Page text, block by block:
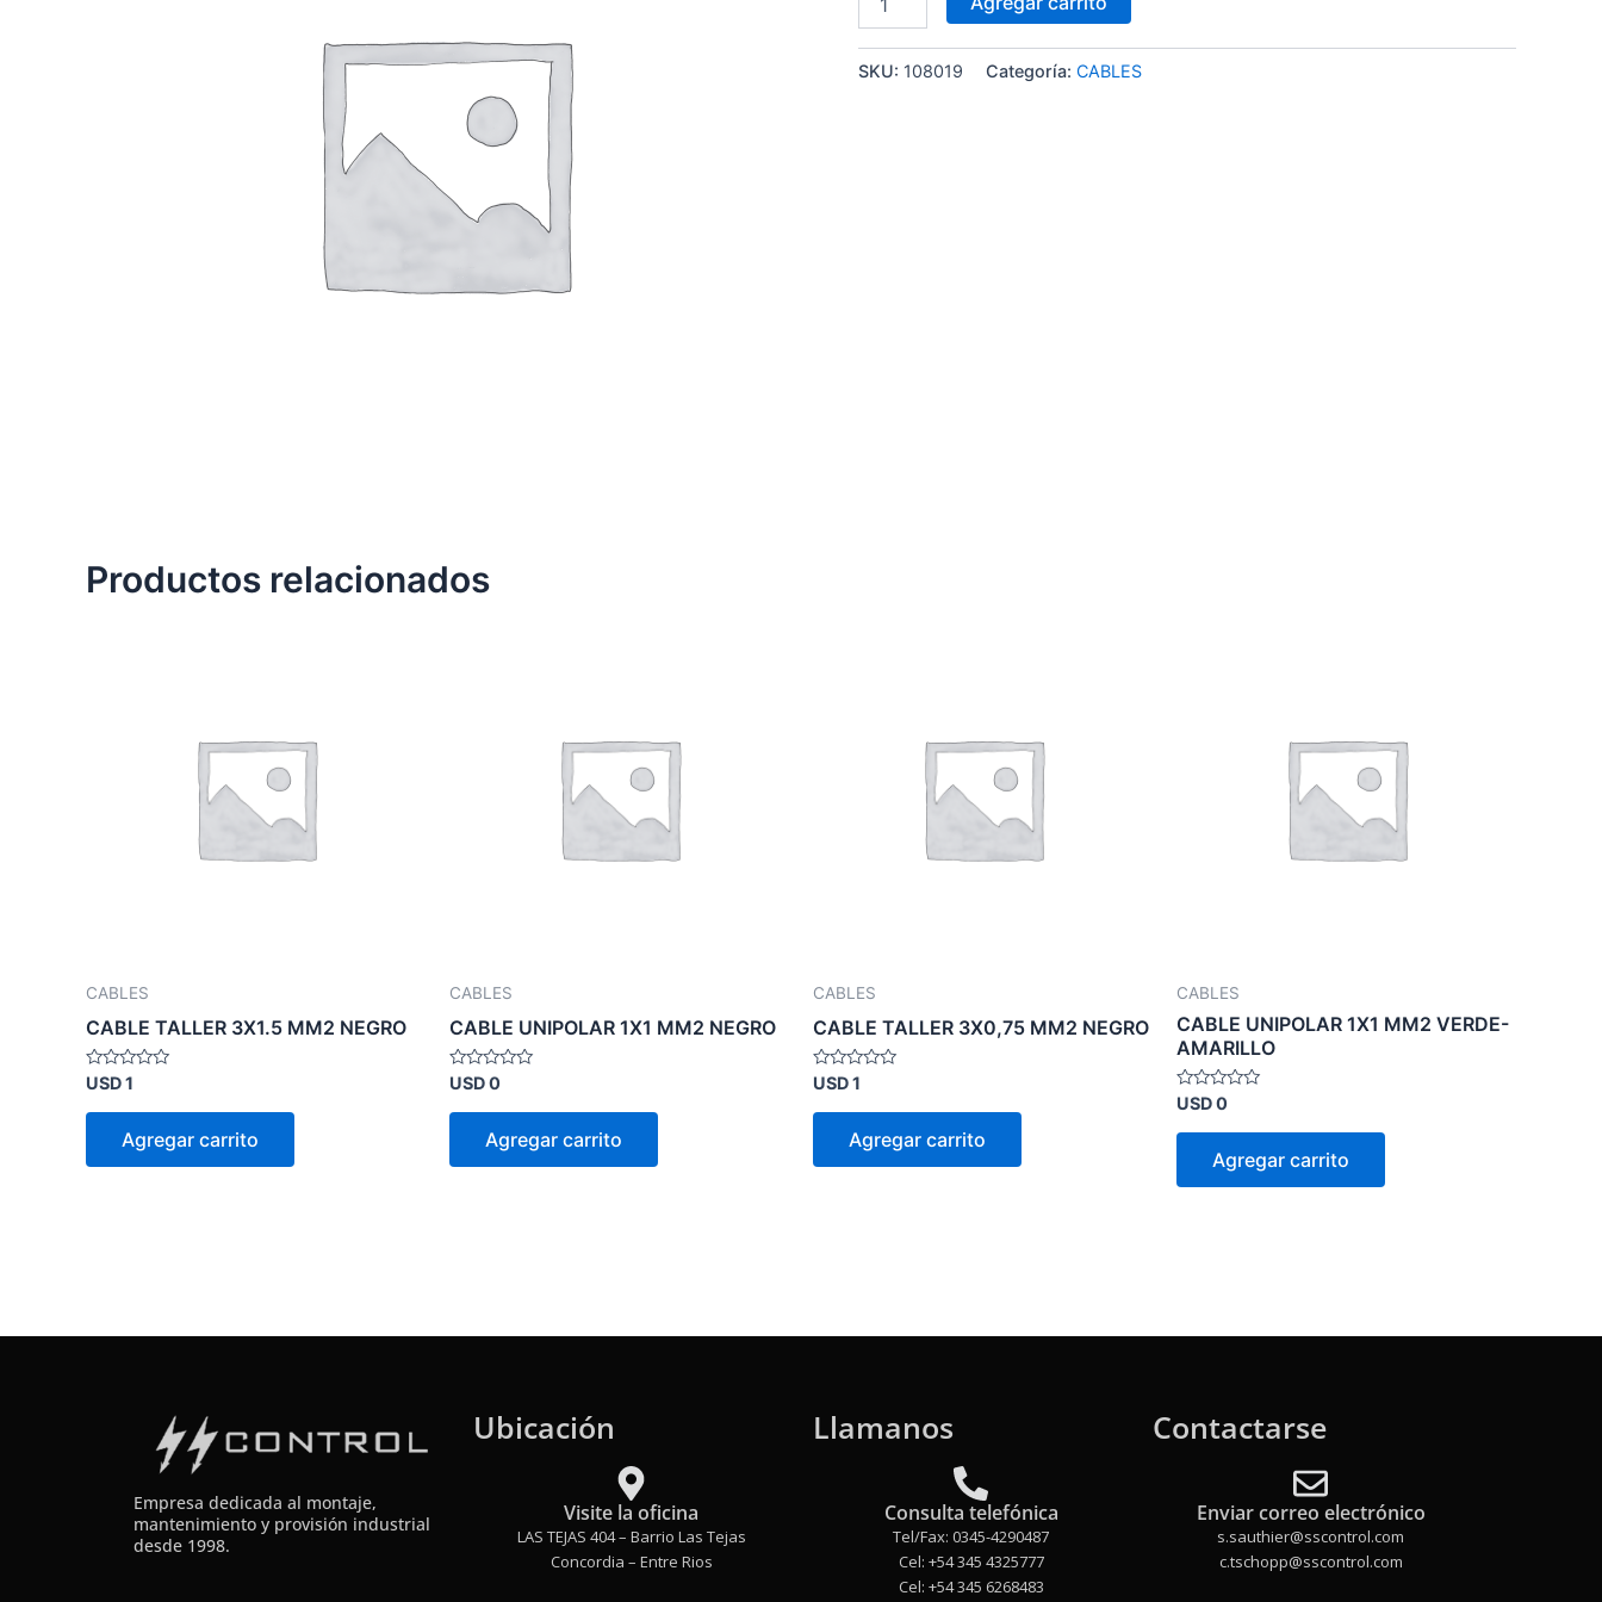
SKU: 108019 Categoría: CABLES
Productos relacionados
CABLES
CABLE TALLER 3X1.5 MM2 NEGRO
Valorado
0
USD1
Agregar carrito
CABLES
CABLE UNIPOLAR 1X1 MM2 NEGRO
Valorado
0
USD0
Agregar carrito
CABLES
CABLE TALLER 3X0,75 MM2 NEGRO
Valorado
0
USD1
Agregar carrito
CABLES
CABLE UNIPOLAR 1X1 MM2 VERDE-
AMARILLO
Valorado
0
USD0
Agregar carrito
Empresa dedicada al montaje,
mantenimiento y provisión industrial
desde 1998.
Ubicación
Visite la oficina
LAS TEJAS 404 – Barrio Las Tejas
Concordia – Entre Rios
Llamanos
Consulta telefónica
Tel/Fax: 0345-4290487
Cel: +54 345 4325777
Cel: +54 345 6268483
Contactarse
Enviar correo electrónico
s.sauthier@sscontrol.com
c.tschopp@sscontrol.com